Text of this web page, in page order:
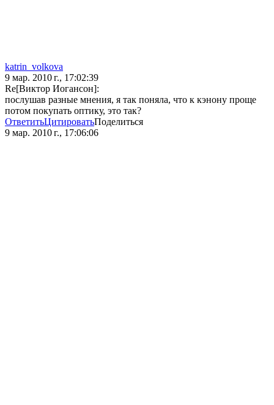
katrin_volkova
9 мар. 2010 г., 17:02:39
Re[Виктор Иогансон]:
послушав разные мнения, я так поняла, что к кэнону проще
потом покупать оптику, это так?
ОтветитьЦитироватьПоделиться
9 мар. 2010 г., 17:06:06